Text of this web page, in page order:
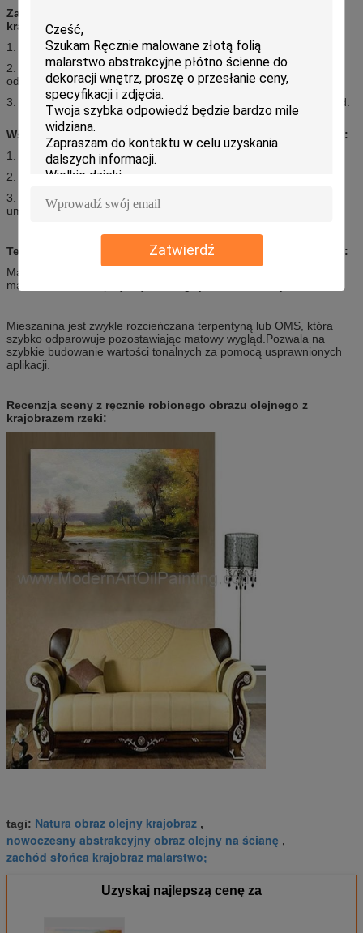
Zatwierdź
Zastosowania ręcznie robionego obrazu olejnego z
krajobrazem rzeki:
1. Malarstwo pejzażowe dało subtelny głos w tyranii epoki oporu.
2. Malarstwo pejzażowe to sztuka, która ma na celu
odzwierciedlenie naturalnego krajobrazu.
3. Zebrany przez nas krajobraz nada pomieszczeniu ciepły wygląd.
Wskazówki dotyczące malarstwa olejnego pejzażu rzecznego:
1. Jedna z najobszerniejszych kolekcji sztuki.
2. Przyciągaj wielu miłośników sztuki do czasów współczesnych.
3. Przynieś radość duszy ludzkiej i przynieś spokój ludzkiemu
umysłowi.
Technika malowania Obrazu olejnego Pejzaż rzeczny Ręcznie:
Martwy kolor — termin używany do opisania podstawowego
malowania obrazu przy użyciu ubogiej mieszanki farby.
Mieszanina jest zwykle rozcieńczana terpentyną lub OMS, która
szybko odparowuje pozostawiając matowy wygląd.Pozwala na
szybkie budowanie wartości tonalnych za pomocą usprawnionych
aplikacji.
Recenzja sceny z ręcznie robionego obrazu olejnego z
krajobrazem rzeki:
tagi: Natura obraz olejny krajobraz ,
nowoczesny abstrakcyjny obraz olejny na ścianę ,
zachód słońca krajobraz malarstwo;
Uzyskaj najlepszą cenę za